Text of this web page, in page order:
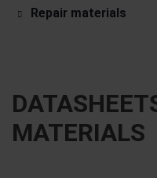
Repair materials
MATERIALS